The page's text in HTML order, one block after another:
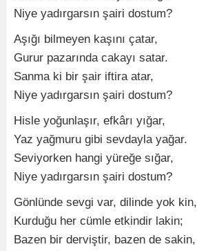
Niye yadırgarsın şairi dostum?
Aşığı bilmeyen kaşını çatar,
Gurur pazarında cakayı satar.
Sanma ki bir şair iftira atar,
Niye yadırgarsın şairi dostum?
Hisle yoğunlaşır, efkârı yığar,
Yaz yağmuru gibi sevdayla yağar.
Seviyorken hangi yüreğe sığar,
Niye yadırgarsın şairi dostum?
Gönlünde sevgi var, dilinde yok kin,
Kurduğu her cümle etkindir lakin;
Bazen bir derviştir, bazen de sakin,